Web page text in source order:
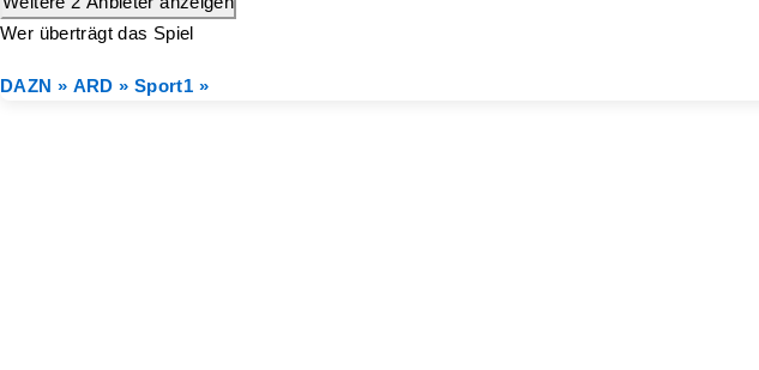
Wer überträgt das Spiel
DAZN » ARD » Sport1 »